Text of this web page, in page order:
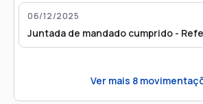
06/12/2025
Juntada de mandado cumprido -
Ver mais 8